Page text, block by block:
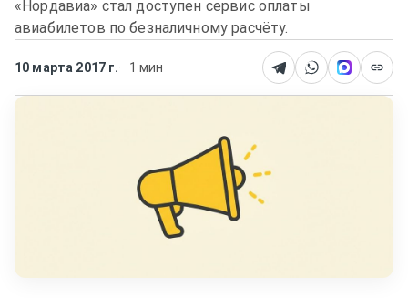
«Нордавиа» стал доступен сервис оплаты
авиабилетов по безналичному расчёту.
10 марта 2017 г. 1 мин